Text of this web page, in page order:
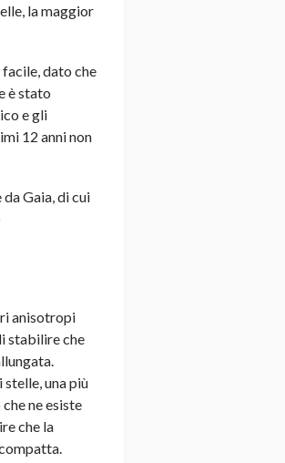
la maggior
dato che
è stato
e gli
12 anni non
Gaia, di cui
anisotropi
stabilire che
una più
ne esiste
che la